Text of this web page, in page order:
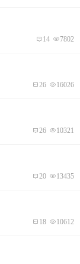
7802
14
16026
26
10321
26
13435
20
10612
18